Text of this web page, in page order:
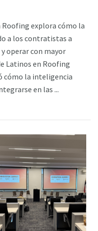
Roofing explora cómo la
a los contratistas a
operar con mayor
Latinos en Roofing
cómo la inteligencia
en las ...